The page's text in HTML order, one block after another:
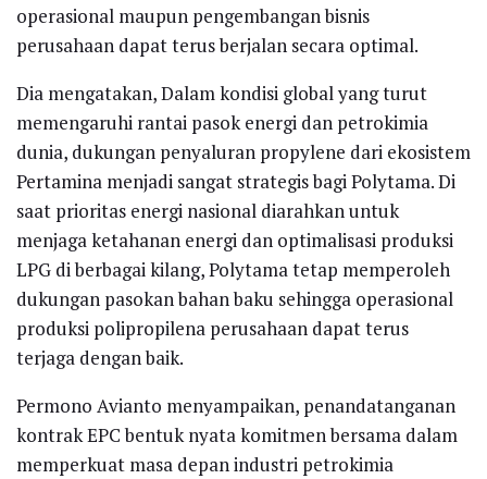
operasional maupun pengembangan bisnis
perusahaan dapat terus berjalan secara optimal.
Dia mengatakan, Dalam kondisi global yang turut
memengaruhi rantai pasok energi dan petrokimia
dunia, dukungan penyaluran propylene dari ekosistem
Pertamina menjadi sangat strategis bagi Polytama. Di
saat prioritas energi nasional diarahkan untuk
menjaga ketahanan energi dan optimalisasi produksi
LPG di berbagai kilang, Polytama tetap memperoleh
dukungan pasokan bahan baku sehingga operasional
produksi polipropilena perusahaan dapat terus
terjaga dengan baik.
Permono Avianto menyampaikan, penandatanganan
kontrak EPC bentuk nyata komitmen bersama dalam
memperkuat masa depan industri petrokimia